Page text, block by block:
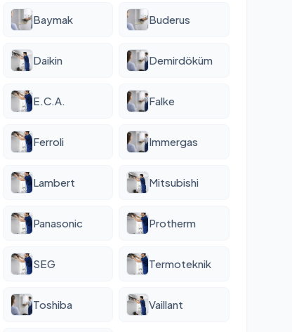
Baymak Buderus
Daikin Demirdöküm
E.C.A. Falke
Ferroli Immergas
Lambert Mitsubishi
Panasonic Protherm
SEG Termoteknik
Toshiba Vaillant